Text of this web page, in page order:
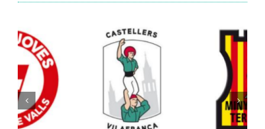
Els Castellers de Vilafranca unieixen tradició i
patrimoni en un viatge de colla a la Vall
d’Aran i a la Vall de Boí